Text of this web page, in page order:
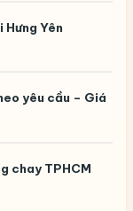
Yên
yêu cầu – Giá
chay TPHCM